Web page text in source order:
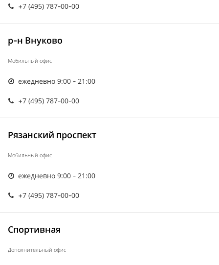
+7 (495) 787-00-00
р-н Внуково
Мобильный офис
ежедневно 9:00 - 21:00
+7 (495) 787-00-00
Рязанский проспект
Мобильный офис
ежедневно 9:00 - 21:00
+7 (495) 787-00-00
Спортивная
Дополнительный офис